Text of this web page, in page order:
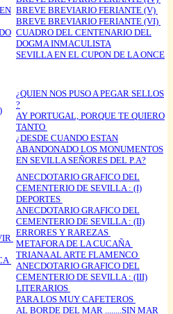
BREVE BREVIARIO FERIANTE (V)
BREVE BREVIARIO FERIANTE (VI)
CUADRO DEL CENTENARIO DEL
DOGMA INMACULISTA
SEVILLA EN EL CUPON DE LA ONCE
¿QUIEN NOS PUSO A PEGAR SELLOS
?
AY PORTUGAL, PORQUE TE QUIERO
TANTO
¿DESDE CUANDO ESTAN
ABANDONADO LOS MONUMENTOS
EN SEVILLA SEÑORES DEL P.A?
ANECDOTARIO GRAFICO DEL
CEMENTERIO DE SEVILLA : (I)
DEPORTES
ANECDOTARIO GRAFICO DEL
CEMENTERIO DE SEVILLA : (II)
ERRORES Y RAREZAS
METAFORA DE LA CUCAÑA
TRIANA AL ARTE FLAMENCO
ANECDOTARIO GRAFICO DEL
CEMENTERIO DE SEVILLA : (III)
LITERARIOS
PARA LOS MUY CAFETEROS
AL BORDE DEL MAR ........SIN MAR